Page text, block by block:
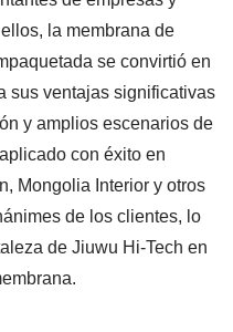
la membrana de
se convirtió en
sus ventajas significativas
y amplios escenarios de
con éxito en
Mongolia Interior y otros
de los clientes, lo
de Jiuwu Hi-Tech en